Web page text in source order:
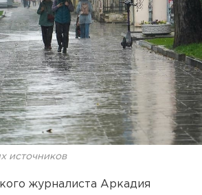
источников
журналиста Аркадия